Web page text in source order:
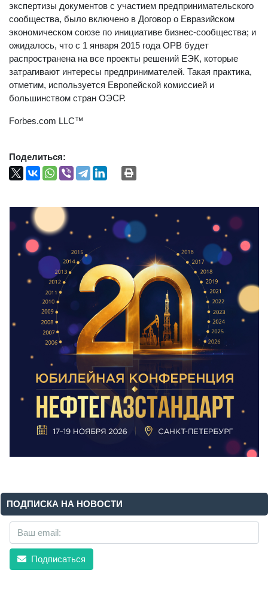
экспертизы документов с участием предпринимательского
сообщества, было включено в Договор о Евразийском
экономическом союзе по инициативе бизнес-сообщества; и
ожидалось, что с 1 января 2015 года ОРВ будет
распространена на все проекты решений ЕЭК, которые
затрагивают интересы предпринимателей. Такая практика,
отметим, используется Европейской комиссией и
большинством стран ОЭСР.
Forbes.com LLC™
Поделиться:
ПОДПИСКА НА НОВОСТИ
Подписаться